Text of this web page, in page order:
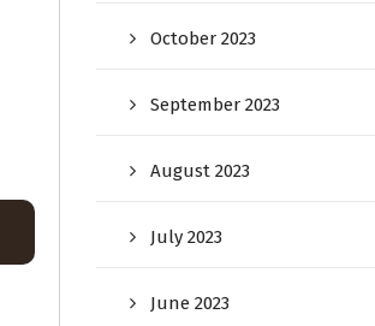
October 2023
September 2023
August 2023
July 2023
June 2023